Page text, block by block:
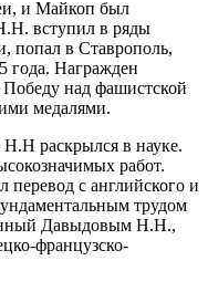
и Майкоп был
вступил в ряды
попал в Ставрополь,
года. Награжден
Победу над фашистской
медалями.
раскрылся в науке.
работ.
с английского и
трудом
Давыдовым Н.Н.,
французско-